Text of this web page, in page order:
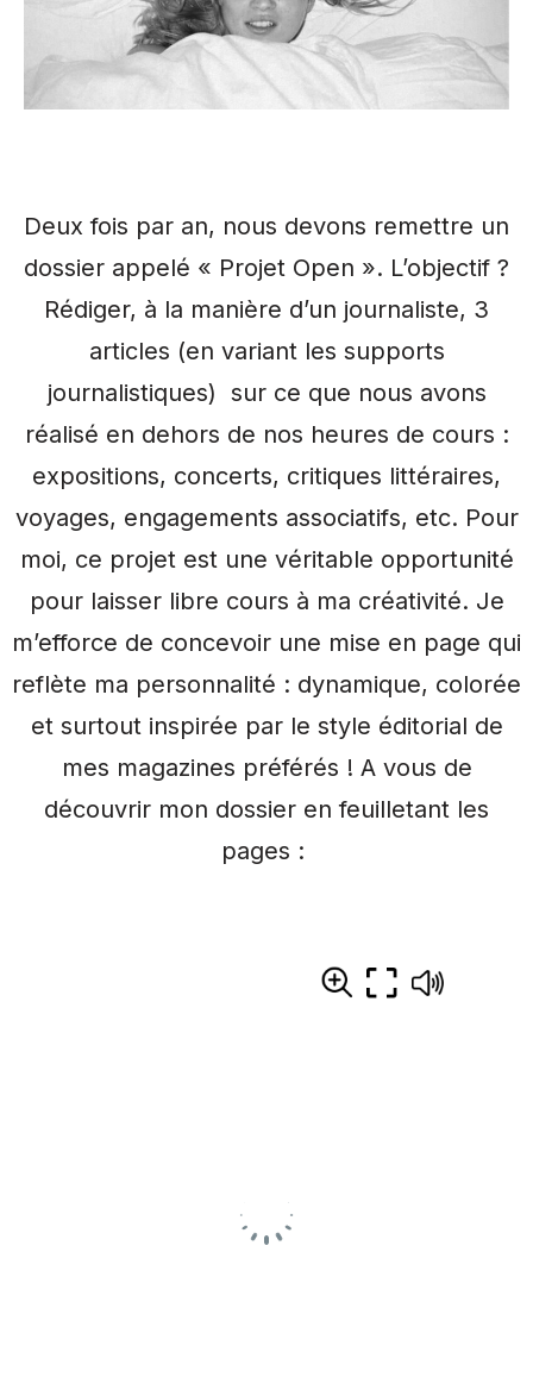
Deux fois par an, nous devons remettre un
dossier appelé « Projet Open ». L’objectif ?
Rédiger, à la manière d’un journaliste, 3
articles (en variant les supports
journalistiques) sur ce que nous avons
réalisé en dehors de nos heures de cours :
expositions, concerts, critiques littéraires,
voyages, engagements associatifs, etc. Pour
moi, ce projet est une véritable opportunité
pour laisser libre cours à ma créativité. Je
m’efforce de concevoir une mise en page qui
reflète ma personnalité : dynamique, colorée
et surtout inspirée par le style éditorial de
mes magazines préférés ! A vous de
découvrir mon dossier en feuilletant les
pages :